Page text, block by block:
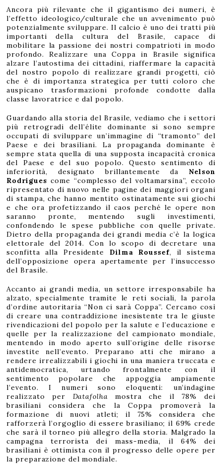
Ancora più rilevante che il gigantismo dei numeri, è
l’effetto ideologico/culturale che un avvenimento può
potenzialmente sviluppare. Il calcio è uno dei tratti più
importanti della cultura del Brasile, capace di
mobilitare la passione dei nostri compatrioti in modo
profondo. Realizzare una Coppa in Brasile significa
alzare l’autostima dei cittadini, riaffermare la capacità
del nostro popolo di realizzare grandi progetti, ciò
che è di importanza strategica per tutti coloro che
auspicano trasformazioni profonde condotte dalla
classe lavoratrice e dal popolo.
Guardando alla storia del Brasile, vediamo che i settori
più retrogradi dell’élite dominante si sono sempre
occupati di sviluppare un’immagine di “tramonto” del
Paese e dei brasiliani. La propaganda dominante è
sempre stata quella di una supposta incapacità cronica
del Paese e del suo popolo. Questo sentimento di
inferiorità, designato brillantemente daNelson
Rodrigues come “complesso del voltamarsina”, eccolo
ripresentato di nuovo nelle pagine dei maggiori organi
di stampa, che hanno mentito ostinatamente sui giochi
e che ora profetizzando il caos perché le opere non
saranno pronte, mentendo sugli investimenti,
confondendo le spese pubbliche con quelle private.
Dietro della propaganda dei grandi media c’è la logica
elettorale del 2014. Con lo scopo di decretare una
sconfitta alla Presidente Dilma Roussef, il sistema
dell’opposizione opera apertamente per l’insuccesso
del Brasile.
Accanto ai grandi media, un settore irresponsabile ha
alzato, specialmente tramite le reti sociali, la parola
d’ordine autoritaria “Non ci sarà Coppa”. Cercano così
di creare una contraddizione inesistente tra le giuste
rivendicazioni del popolo per la salute e l’educazione e
quelle per la realizzazione del campionato mondiale,
mentendo in modo aperto sull’origine delle risorse
investite nell’evento. Preparano atti che mirano a
rendere irrealizzabili i giochi in una maniera truccata e
antidemocratica, urtando frontalmente con il
sentimento popolare che appoggia ampiamente
l’evento. I numeri sono eloquenti: un’indagine
realizzato per Datafolha mostra che il 78% dei
brasiliani considera che la Coppa promoverà la
formazione di nuovi atleti; il 75% considera che
rafforzerà l’orgoglio di essere brasiliano; il 69% crede
che sarà il torneo più allegro della storia. Malgrado la
campagna terrorista dei mass-media, il 64% dei
brasiliani è ottimista con il progresso delle opere per
la preparazione del mondiale.